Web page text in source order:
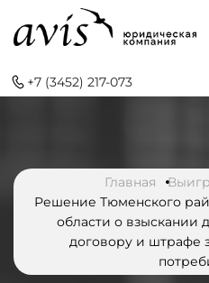
+7 (3452) 217-073
Главная
Решение Тюменского
области о взыскании
договору и штрафе